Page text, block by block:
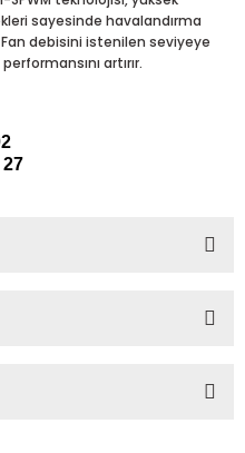
sayesinde havalandırma
debisini istenilen seviyeye
artırır.
27